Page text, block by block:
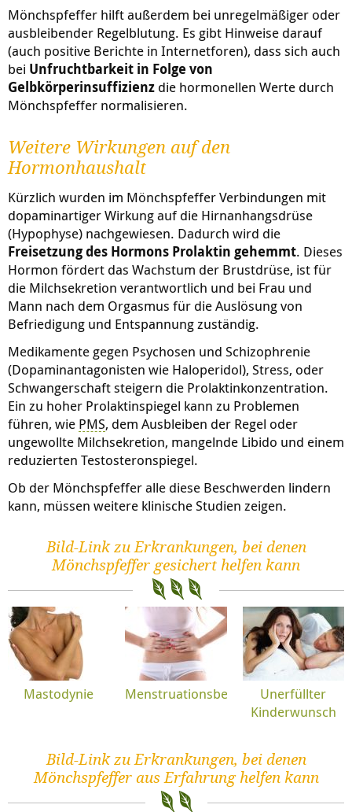
Mönchspfeffer hilft außerdem bei unregelmäßiger oder
ausbleibender Regelblutung. Es gibt Hinweise darauf
(auch positive Berichte in Internetforen), dass sich auch
bei Unfruchtbarkeit in Folge von
Gelbkörperinsuffizienz die hormonellen Werte durch
Mönchspfeffer normalisieren.
Weitere Wirkungen auf den
Hormonhaushalt
Kürzlich wurden im Mönchspfeffer Verbindungen mit
dopaminartiger Wirkung auf die Hirnanhangsdrüse
(Hypophyse) nachgewiesen. Dadurch wird die
Freisetzung des Hormons Prolaktin gehemmt. Dieses
Hormon fördert das Wachstum der Brustdrüse, ist für
die Milchsekretion verantwortlich und bei Frau und
Mann nach dem Orgasmus für die Auslösung von
Befriedigung und Entspannung zuständig.
Medikamente gegen Psychosen und Schizophrenie
(Dopaminantagonisten wie Haloperidol), Stress, oder
Schwangerschaft steigern die Prolaktinkonzentration.
Ein zu hoher Prolaktinspiegel kann zu Problemen
führen, wie PMS, dem Ausbleiben der Regel oder
ungewollte Milchsekretion, mangelnde Libido und einem
reduzierten Testosteronspiegel.
Ob der Mönchspfeffer alle diese Beschwerden lindern
kann, müssen weitere klinische Studien zeigen.
Bild-Link zu Erkrankungen, bei denen
Mönchspfeffer gesichert helfen kann
Mastodynie MenstruationsbeschwerdenUnerfüllter
Kinderwunsch
Bild-Link zu Erkrankungen, bei denen
Mönchspfeffer aus Erfahrung helfen kann